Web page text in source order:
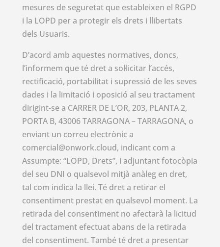
mesures de seguretat que estableixen el RGPD
i la LOPD per a protegir els drets i llibertats
dels Usuaris.
D’acord amb aquestes normatives, doncs,
l’informem que té dret a sol·licitar l’accés,
rectificació, portabilitat i supressió de les seves
dades i la limitació i oposició al seu tractament
dirigint-se a CARRER DE L’OR, 203, PLANTA 2,
PORTA B, 43006 TARRAGONA – TARRAGONA, o
enviant un correu electrònic a
comercial@onwork.cloud, indicant com a
Assumpte: “LOPD, Drets”, i adjuntant fotocòpia
del seu DNI o qualsevol mitjà anàleg en dret,
tal com indica la llei. Té dret a retirar el
consentiment prestat en qualsevol moment. La
retirada del consentiment no afectarà la licitud
del tractament efectuat abans de la retirada
del consentiment. També té dret a presentar